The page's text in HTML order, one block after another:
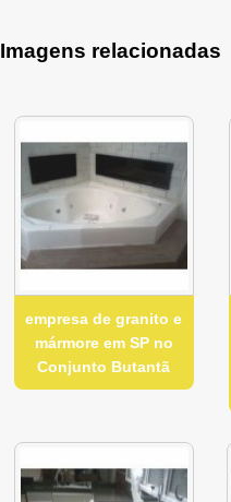
Imagens relacionadas
empresa de granito e
mármore em SP no
Conjunto Butantã